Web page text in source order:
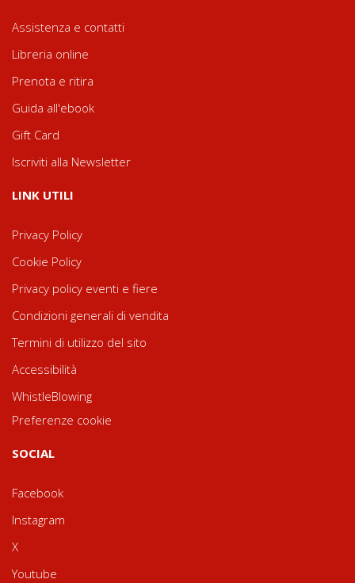
Assistenza e contatti
Libreria online
Prenota e ritira
Guida all'ebook
Gift Card
Iscriviti alla Newsletter
LINK UTILI
Privacy Policy
Cookie Policy
Privacy policy eventi e fiere
Condizioni generali di vendita
Termini di utilizzo del sito
Accessibilità
WhistleBlowing
Preferenze cookie
SOCIAL
Facebook
Instagram
X
Youtube